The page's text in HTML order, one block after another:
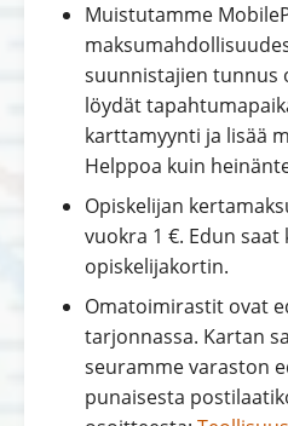
Muistutamme
suunnistajien tunnus
löydät
karttamyynti ja lisää
Helppoa kuin
Opiskelijan
vuokra 1 €. Edun
opiskelijakortin.
Omatoimirastit ovat
tarjonnassa. Kartan
seuramme varaston
punaisesta